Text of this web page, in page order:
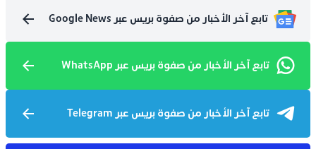
تابع آخر الأخبار من صفوة بريس عبر Google News
تابع آخر الأخبار من صفوة بريس عبر WhatsApp
تابع آخر الأخبار من صفوة بريس عبر Telegram